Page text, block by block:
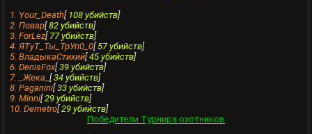
1. Your_Death[ 108 убийств]
2. Повар[ 82 убийств]
3. ForLez[ 77 убийств]
4. ЯТуТ_Ты_ТрУп0_0[ 57 убийств]
5. ВладыкаСтиxий[ 45 убийств]
6. DenisFox[ 39 убийств]
7. _Жека_ [ 34 убийств]
8. Paganini[ 33 убийств]
9. Minni[ 29 убийств]
10. Demetro[ 29 убийств]
Победители Турнира охотников